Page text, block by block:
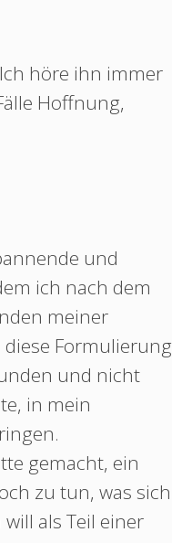
höre ihn immer
Hoffnung,
und
ich nach dem
meiner
diese Formulierung
und nicht
in mein
gemacht, ein
zu tun, was sich
als Teil einer